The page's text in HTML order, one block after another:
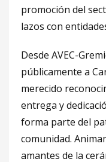
promoción del
lazos con
Desde AVEC-
públicamente a
merecido
entrega y
forma parte del
comunidad.
amantes de la